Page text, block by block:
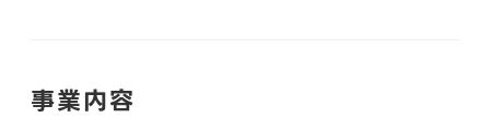
事業内容